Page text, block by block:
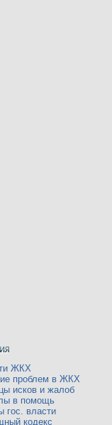
ЖКХ
проблем в ЖКХ
исков и жалоб
в помощь
гос. власти
кодекс